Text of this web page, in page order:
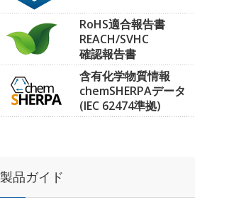
RoHS適合報告書
REACH/SVHC
確認報告書
含有化学物質情報
chemSHERPAデータ
(IEC 62474準拠)
製品ガイド